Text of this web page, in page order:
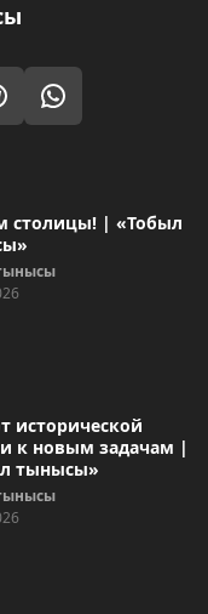
столицы! | «Тобыл
исторической
к новым задачам |
тынысы»